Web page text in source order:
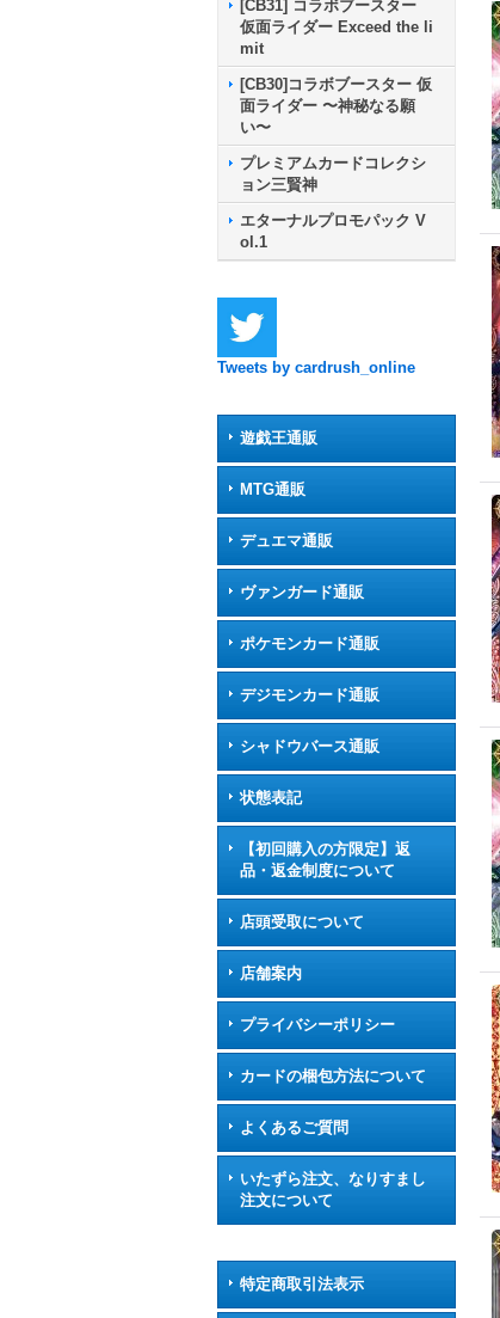
[CB31] コラボブースター
仮面ライダー Exceed the li
mit
[CB30]コラボブースター 仮
面ライダー 〜神秘なる願
い〜
プレミアムカードコレクシ
ョン三賢神
エターナルプロモパック V
ol.1
Tweets by cardrush_online
遊戯王通販
MTG通販
デュエマ通販
ヴァンガード通販
ポケモンカード通販
デジモンカード通販
シャドウバース通販
状態表記
【初回購入の方限定】返
品・返金制度について
店頭受取について
店舗案内
プライバシーポリシー
カードの梱包方法について
よくあるご質問
いたずら注文、なりすまし
注文について
特定商取引法表示